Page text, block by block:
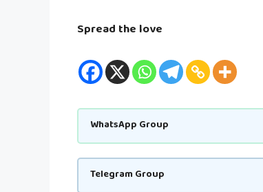
Spread the love
WhatsApp Group
Telegram Group